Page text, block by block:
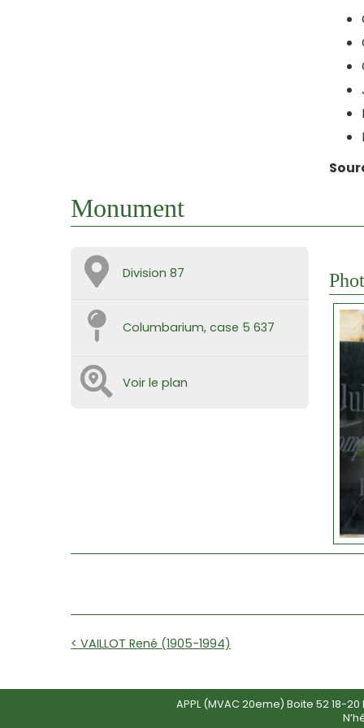
Monument
Division 87
Columbarium, case 5 637
Voir le plan
< VAILLOT René (1905-1994)
APPL (MVAC 20eme) Boite 52 18-